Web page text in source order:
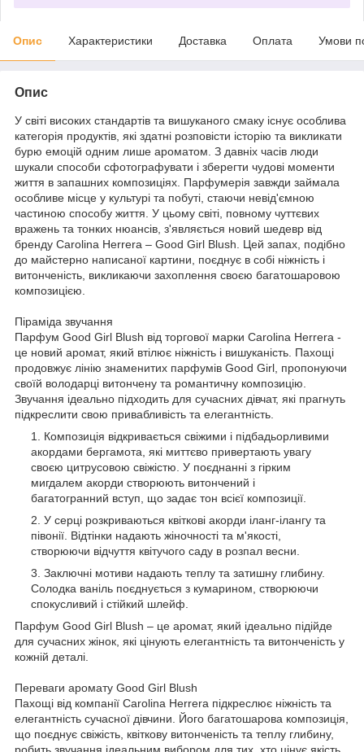
Опис Характеристики Доставка Оплата Умови
Опис
У світі високих стандартів та вишуканого смаку існує особлива
категорія продуктів, які здатні розповісти історію та викликати
бурю емоцій одним лише ароматом. З давніх часів люди
шукали способи сфотографувати і зберегти чудові моменти
життя в запашних композиціях. Парфумерія завжди займала
особливе місце у культурі та побуті, стаючи невід'ємною
частиною способу життя. У цьому світі, повному чуттєвих
вражень та тонких нюансів, з'являється новий шедевр від
бренду Carolina Herrera – Good Girl Blush. Цей запах, подібно
до майстерно написаної картини, поєднує в собі ніжність і
витонченість, викликаючи захоплення своєю багатошаровою
композицією.
Піраміда звучання
Парфум Good Girl Blush від торгової марки Carolina Herrera -
це новий аромат, який втілює ніжність і вишуканість. Пахощі
продовжує лінію знаменитих парфумів Good Girl, пропонуючи
своїй володарці витончену та романтичну композицію.
Звучання ідеально підходить для сучасних дівчат, які прагнуть
підкреслити свою привабливість та елегантність.
Композиція відкривається свіжими і підбадьорливими
акордами бергамота, які миттєво привертають увагу
своєю цитрусовою свіжістю. У поєднанні з гірким
мигдалем акорди створюють витончений і
багатогранний вступ, що задає тон всієї композиції.
У серці розкриваються квіткові акорди іланг-ілангу та
півонії. Відтінки надають жіночності та м'якості,
створюючи відчуття квітучого саду в розпал весни.
Заключні мотиви надають теплу та затишну глибину.
Солодка ваніль поєднується з кумарином, створюючи
спокусливий і стійкий шлейф.
Парфум Good Girl Blush – це аромат, який ідеально підійде
для сучасних жінок, які цінують елегантність та витонченість у
кожній деталі.
Переваги аромату Good Girl Blush
Пахощі від компанії Carolina Herrera підкреслює ніжність та
елегантність сучасної дівчини. Його багатошарова композиція,
що поєднує свіжість, квіткову витонченість та теплу глибину,
робить звучання ідеальним вибором для тих, хто цінує якість